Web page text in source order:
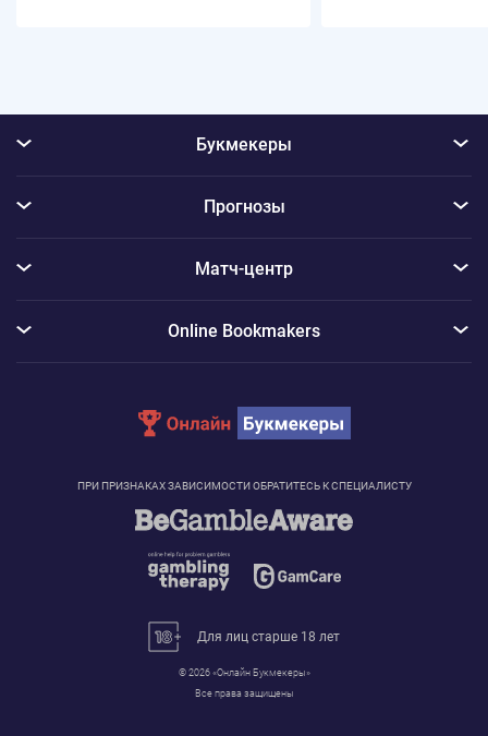
ПРИ ПРИЗНАКАХ ЗАВИСИМОСТИ ОБРАТИТЕСЬ К СПЕЦИАЛИСТУ
Для лиц старше 18 лет
© 2026 «Онлайн Букмекеры»
Все права защищены
Букмекеры
Прогнозы
Матч-центр
Online Bookmakers